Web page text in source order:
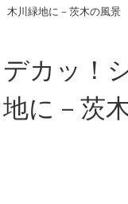
木川緑地に－茨木の風景
デカッ！
地に－茨